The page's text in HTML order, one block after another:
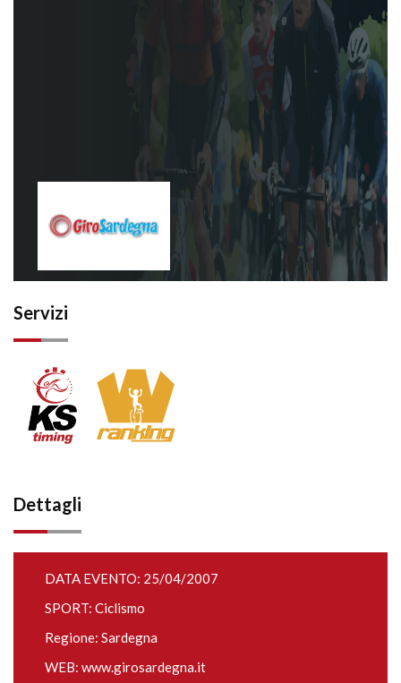
Servizi
Dettagli
DATA EVENTO: 25/04/2007
SPORT: Ciclismo
Regione: Sardegna
WEB: www.girosardegna.it